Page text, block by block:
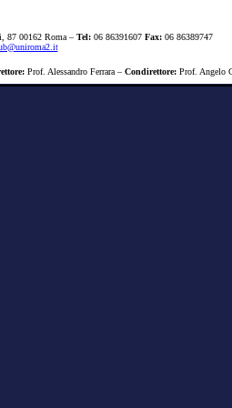
87 00162 Roma – Tel: 06 86391607 Fax: 06 86389747
Prof. Alessandro Ferrara – Condirettore: Prof. Angelo